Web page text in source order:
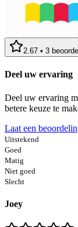
2.67 • 3
Deel uw ervaring
Deel uw ervaring
betere keuze te
Laat een
Uitstekend
Goed
Matig
Niet goed
Slecht
Joey